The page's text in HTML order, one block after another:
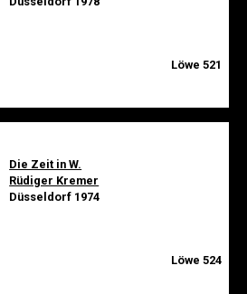
Löwe 521
Die Zeit in W.
Rüdiger Kremer
Düsseldorf 1974
Löwe 524